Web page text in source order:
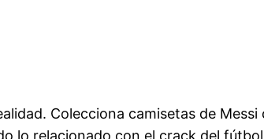
Colecciona camisetas de
lo relacionado con el crack del